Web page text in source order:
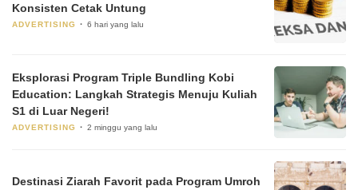
Konsisten Cetak Untung
ADVERTISING 6 hari yang lalu
Eksplorasi Program Triple Bundling Kobi
Education: Langkah Strategis Menuju Kuliah
S1 di Luar Negeri!
ADVERTISING 2 minggu yang lalu
Destinasi Ziarah Favorit pada Program Umroh